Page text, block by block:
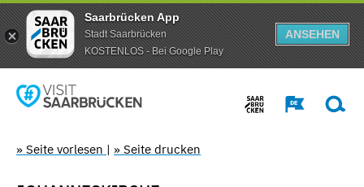
Saarbrücken App
Stadt Saarbrücken
KOSTENLOS - Bei Google Play
ANSEHEN
» Seite vorlesen | » Seite drucken